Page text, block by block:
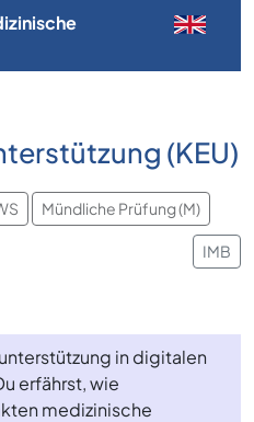
(KEU)
Mündliche Prüfung (M)
IMB
in digitalen
erfährst, wie
medizinische